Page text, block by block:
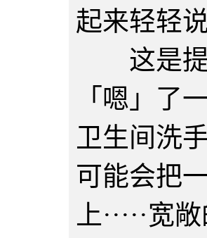
起来轻轻说
这是提
「嗯」了
卫生间洗
可能会把
上·····